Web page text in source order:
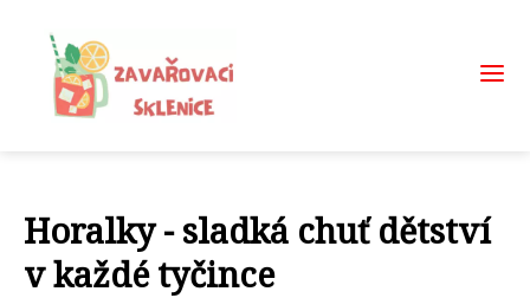
Horalky - sladká chuť dětství
v každé tyčince